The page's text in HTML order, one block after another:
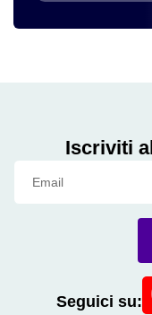
Iscriviti
Seguici su: